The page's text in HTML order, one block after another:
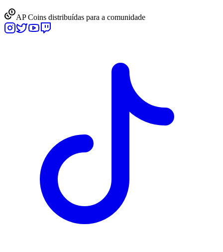
AP Coins distribuídas para a comunidade